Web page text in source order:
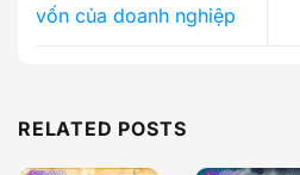
vốn của doanh nghiệp
RELATED POSTS